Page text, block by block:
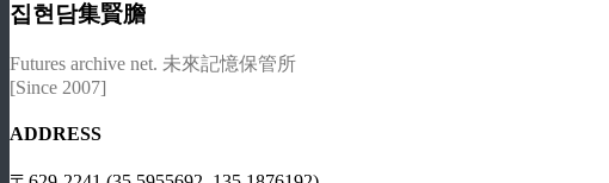
집현담集賢膽
Futures archive net. 未來記憶保管所
[Since 2007]
ADDRESS